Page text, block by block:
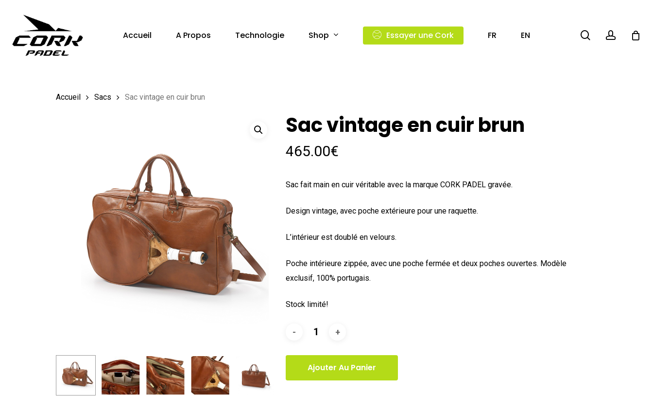
main
Accueil A Propos Technologie Shop Essayer une Cork FR EN searchaccount
Accueil Sacs Sac vintage en cuir brun
Sac vintage en cuir brun
465.00€
Sac fait main en cuir véritable avec la marque CORK PADEL gravée.
Design vintage, avec poche extérieure pour une raquette.
L’intérieur est doublé en velours.
Poche intérieure zippée, avec une poche fermée et deux poches ouvertes. Modèle
exclusif, 100% portugais.
Stock limité!
Ajouter Au Panier